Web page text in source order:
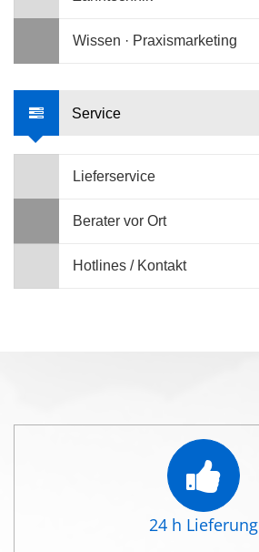
Wissen · Praxismarketing
Service
Lieferservice
Berater vor Ort
Hotlines / Kontakt
24 h Lieferung